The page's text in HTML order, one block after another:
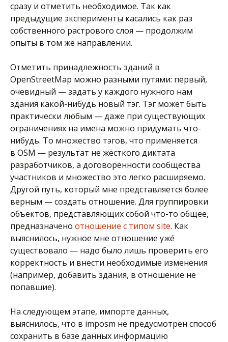
сразу и отметить необходимое. Так как
предыдущие эксперименты касались как раз
собственного растрового слоя — продолжим
опыты в том же направлении.
Отметить принадлежность зданий в
OpenStreetMap можно разными путями: первый,
очевидный — задать у каждого нужного нам
здания какой-нибудь новый тэг. Тэг может быть
практически любым — даже при существующих
ограничениях на имена можно придумать что-
нибудь. То множество тэгов, что применяется
в OSM — результат не жёсткого диктата
разработчиков, а договорённости сообщества
участников и множество это легко расширяемо.
Другой путь, который мне представляется более
верным — создать отношение. Для группировки
объектов, представляющих собой что-то общее,
предназначено отношение с типом site. Как
выяснилось, нужное мне отношение уже́
существовало — надо было лишь проверить его
корректность и внести необходимые изменения
(например, добавить здания, в отношение не
попавшие).
На следующем этапе, импорте данных,
выяснилось, что в imposm не предусмотрен способ
сохранить в базе данных информацию